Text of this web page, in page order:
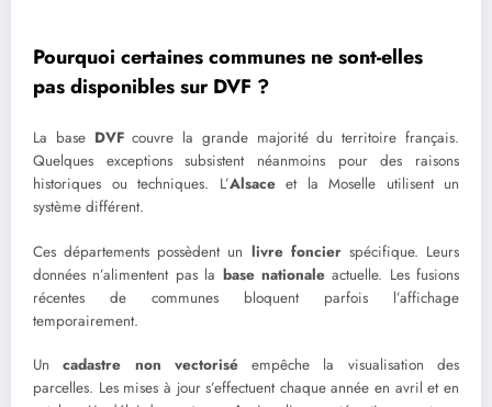
Pourquoi certaines communes ne sont-elles
pas disponibles sur DVF ?
La base DVFcouvre la grande majorité du territoire français.
Quelques exceptions subsistent néanmoins pour des raisons
historiques ou techniques. L’Alsaceet la Moselle utilisent un
système différent.
Ces départements possèdent un livre foncierspécifique. Leurs
données n’alimentent pas la base nationaleactuelle. Les fusions
récentes de communes bloquent parfois l’affichage
temporairement.
Uncadastre non vectoriséempêche la visualisation des
parcelles. Les mises à jour s’effectuent chaque année en avril et en